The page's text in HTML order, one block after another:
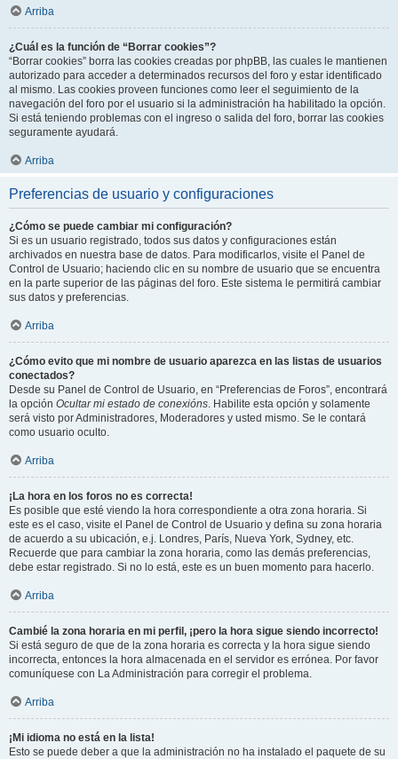
Arriba
¿Cuál es la función de “Borrar cookies”?
“Borrar cookies” borra las cookies creadas por phpBB, las cuales le mantienen
autorizado para acceder a determinados recursos del foro y estar identificado
al mismo. Las cookies proveen funciones como leer el seguimiento de la
navegación del foro por el usuario si la administración ha habilitado la opción.
Si está teniendo problemas con el ingreso o salida del foro, borrar las cookies
seguramente ayudará.
Arriba
Preferencias de usuario y configuraciones
¿Cómo se puede cambiar mi configuración?
Si es un usuario registrado, todos sus datos y configuraciones están
archivados en nuestra base de datos. Para modificarlos, visite el Panel de
Control de Usuario; haciendo clic en su nombre de usuario que se encuentra
en la parte superior de las páginas del foro. Este sistema le permitirá cambiar
sus datos y preferencias.
Arriba
¿Cómo evito que mi nombre de usuario aparezca en las listas de usuarios
conectados?
Desde su Panel de Control de Usuario, en “Preferencias de Foros”, encontrará
la opción Ocultar mi estado de conexións. Habilite esta opción y solamente
será visto por Administradores, Moderadores y usted mismo. Se le contará
como usuario oculto.
Arriba
¡La hora en los foros no es correcta!
Es posible que esté viendo la hora correspondiente a otra zona horaria. Si
este es el caso, visite el Panel de Control de Usuario y defina su zona horaria
de acuerdo a su ubicación, e.j. Londres, París, Nueva York, Sydney, etc.
Recuerde que para cambiar la zona horaria, como las demás preferencias,
debe estar registrado. Si no lo está, este es un buen momento para hacerlo.
Arriba
Cambié la zona horaria en mi perfil, ¡pero la hora sigue siendo incorrecto!
Si está seguro de que de la zona horaria es correcta y la hora sigue siendo
incorrecta, entonces la hora almacenada en el servidor es errónea. Por favor
comuníquese con La Administración para corregir el problema.
Arriba
¡Mi idioma no está en la lista!
Esto se puede deber a que la administración no ha instalado el paquete de su